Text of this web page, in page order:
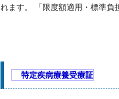
れます。 「限度額適用・標準負
特定疾病療養受療証